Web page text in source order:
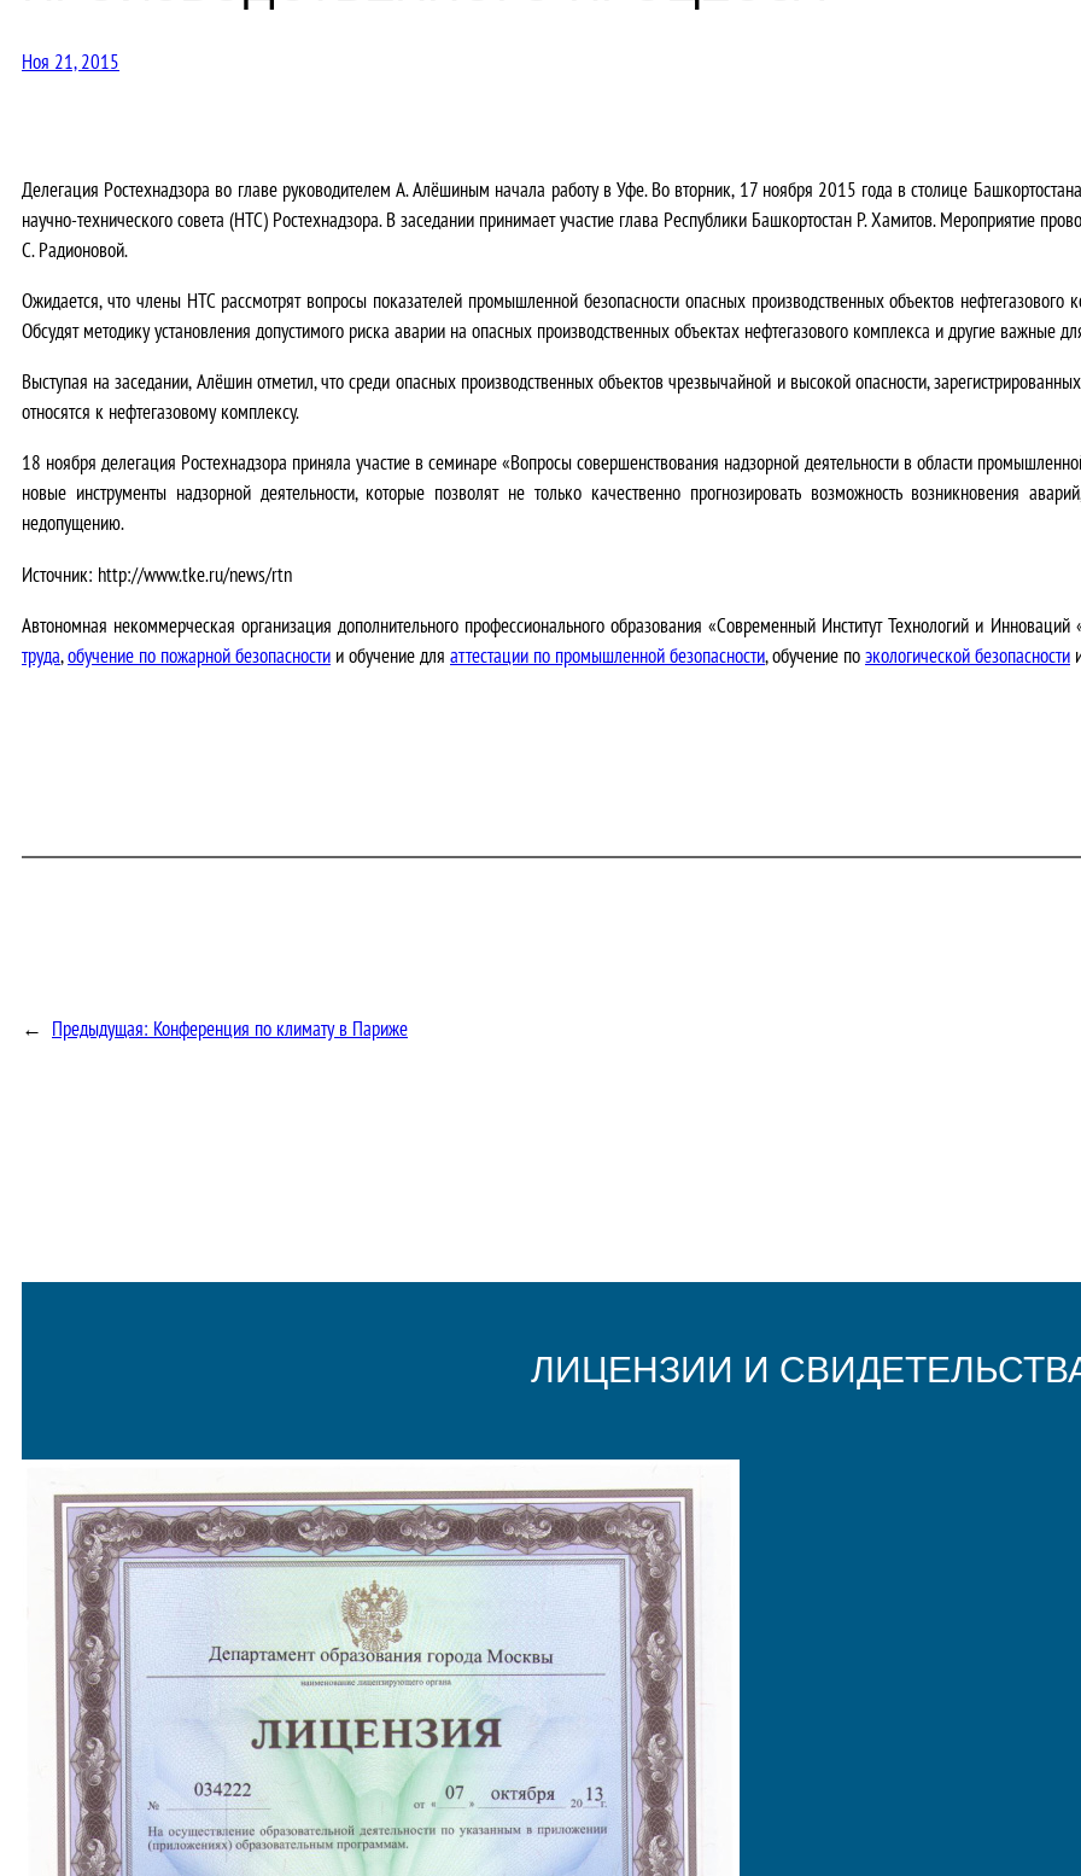
Ноя 21, 2015
Делегация Ростехнадзора во главе руководителем А. Алёшиным начала работу в Уфе. Во вторник, 17 ноября 2015 года в столице
научно-технического совета (НТС) Ростехнадзора. В заседании принимает участие глава Республики Башкортостан Р. Хамитов. Мероприятие
С. Радионовой.
Ожидается, что члены НТС рассмотрят вопросы показателей промышленной безопасности опасных производственных объектов
Обсудят методику установления допустимого риска аварии на опасных производственных объектах нефтегазового комплекса и другие важные
Выступая на заседании, Алёшин отметил, что среди опасных производственных объектов чрезвычайной и высокой опасности,
относятся к нефтегазовому комплексу.
18 ноября делегация Ростехнадзора приняла участие в семинаре «Вопросы совершенствования надзорной деятельности в области
новые инструменты надзорной деятельности, которые позволят не только качественно прогнозировать возможность возникновения
недопущению.
Источник: http://www.tke.ru/news/rtn
Автономная некоммерческая организация дополнительного профессионального образования «Современный Институт Технологий и
труда,обучение по пожарной безопасности и обучение для аттестации по промышленной безопасности, обучение поэкологической безопасности
← Предыдущая: Конференция по климату в Париже
ЛИЦЕНЗИИ И